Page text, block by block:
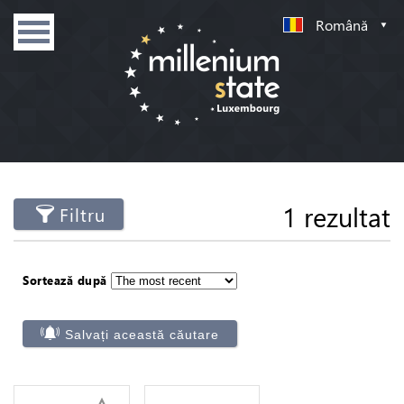
Română
Filtru 1 rezultat
Sortează după
Salvați această căutare